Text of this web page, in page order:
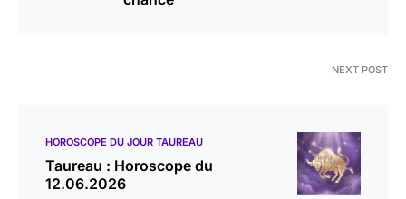
NEXT POST
HOROSCOPE DU JOUR TAUREAU
Taureau : Horoscope du
12.06.2026